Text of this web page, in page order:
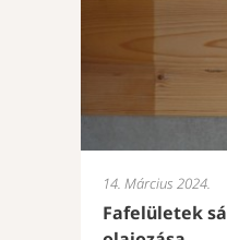
14. Március 2024.
Fafelületek